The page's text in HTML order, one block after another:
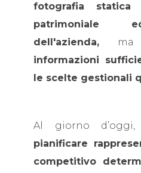
fotografia statica
patrimoniale
dell'azienda,
informazioni
le scelte gestionali
Al giorno d’oggi,
pianificare
competitivo